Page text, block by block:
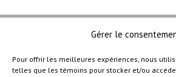
Gérer le
Pour offrir les meilleures expériences, nous
telles que les témoins pour stocker et/ou